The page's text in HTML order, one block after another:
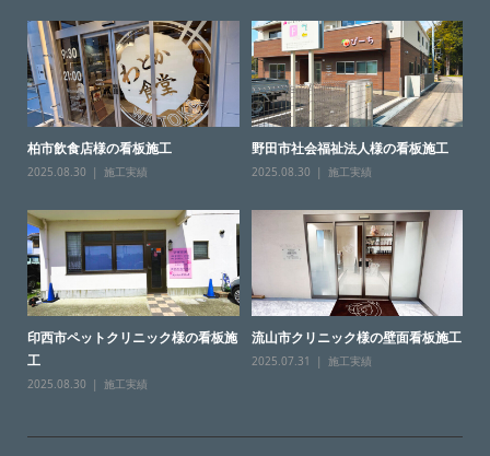
柏市飲食店様の看板施工
2025.08.30 施工実績
野田市社会福祉法人様の看板施工
2025.08.30 施工実績
印西市ペットクリニック様の看板施
工
2025.08.30 施工実績
流山市クリニック様の壁面看板施工
2025.07.31 施工実績